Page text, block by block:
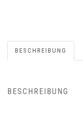
BESCHREIBUNG
BESCHREIBUNG